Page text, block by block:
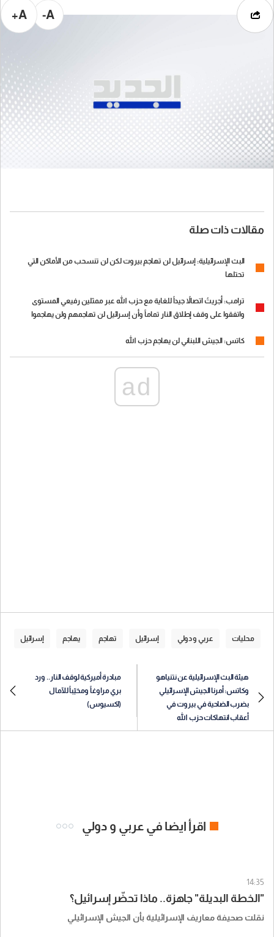
A-
A+
مقالات ذات صلة
البث الإسرائيلية: إسرائيل لن تهاجم بيروت لكن لن تنسحب من الأماكن التي
تحتلها
ترامب: أجريتُ اتصالاً جيداً للغاية مع حزب الله عبر ممثلين رفيعي المستوى
واتفقوا على وقف إطلاق النار تماماً وأن إسرائيل لن تهاجمهم ولن يهاجموا
كاتس: الجيش اللبناني لن يهاجم حزب الله
ad
محليات عربي و دولي إسرائيل تهاجم يهاجم إسرائيل
هيئة البث الإسرائيلية عن نتنياهو
وكاتس: أمرنا الجيش الإسرائيلي
بضرب الضاحية في بيروت في
أعقاب انتهاكات حزب الله
مبادرة أميركية لوقف النار.. ورد
بري مراوغاً ومخيّباً للآمال
(اكسيوس)
اقرأ ايضا في عربي و دولي
14:35
"الخطة البديلة" جاهزة.. ماذا تحضّر إسرائيل؟
نقلت صحيفة معاريف الإسرائيلية بأن الجيش الإسرائيلي